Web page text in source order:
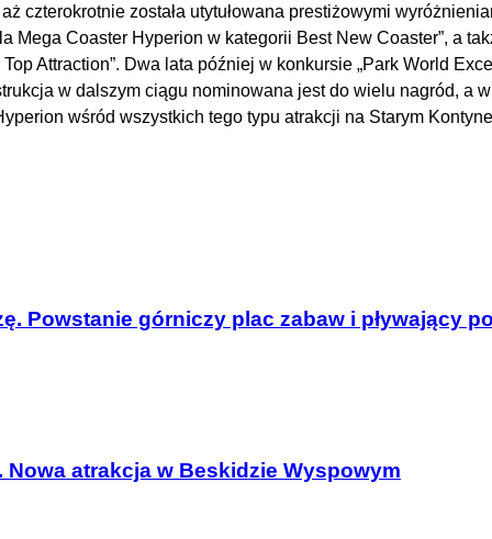
czterokrotnie została utytułowana prestiżowymi
Mega Coaster Hyperion w kategorii Best New Coaster”, a
Attraction”. Dwa lata później w konkursie „Park World
w dalszym ciągu nominowana jest do wielu nagród, a
wśród wszystkich tego typu atrakcji na Starym
Powstanie górniczy plac zabaw i pływający
atrakcja w Beskidzie Wyspowym